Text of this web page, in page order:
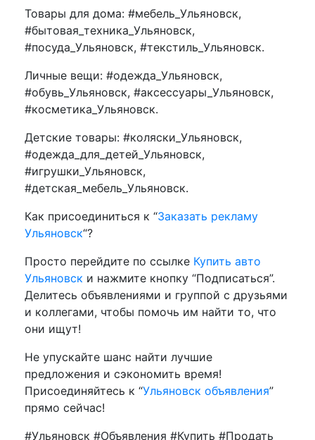
Товары для дома: #мебель_Ульяновск,
#бытовая_техника_Ульяновск,
#посуда_Ульяновск, #текстиль_Ульяновск.
Личные вещи: #одежда_Ульяновск,
#обувь_Ульяновск, #аксессуары_Ульяновск,
#косметика_Ульяновск.
Детские товары: #коляски_Ульяновск,
#одежда_для_детей_Ульяновск,
#игрушки_Ульяновск,
#детская_мебель_Ульяновск.
Как присоединиться к “Заказать рекламу
Ульяновск“?
Просто перейдите по ссылке Купить авто
Ульяновск и нажмите кнопку “Подписаться”.
Делитесь объявлениями и группой с друзьями
и коллегами, чтобы помочь им найти то, что
они ищут!
Не упускайте шанс найти лучшие
предложения и сэкономить время!
Присоединяйтесь к “Ульяновск объявления”
прямо сейчас!
#Ульяновск #Объявления #Купить #Продать